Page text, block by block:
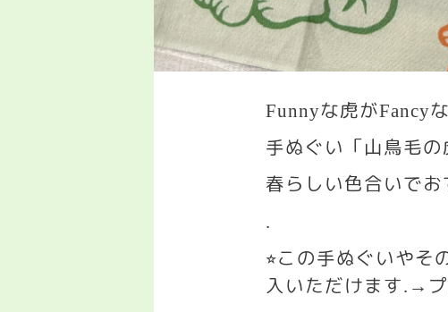
Funnyな虎がFancy
手ぬぐい「山鳥毛の
春らしい色合いで
.
⭐︎この手ぬぐいやそ
入いただけます.→